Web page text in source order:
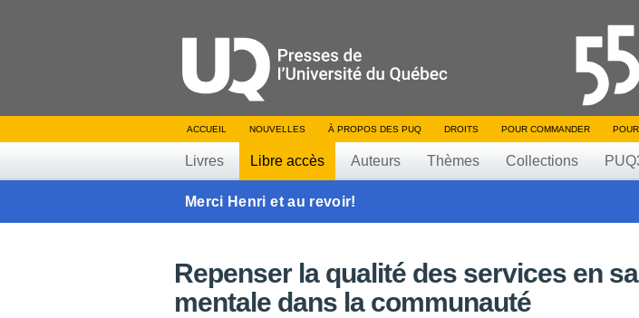
ACCUEIL NOUVELLES À PROPOS DES PUQ DROITS POUR COMMANDER
Livres Libre accès Auteurs Thèmes Collections
Merci Henri et au revoir!
Repenser la qualité des services en
mentale dans la communauté